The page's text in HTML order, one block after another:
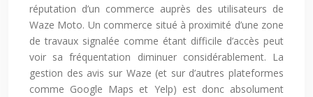
réputation d’un commerce auprès des utilisateurs de
Waze Moto. Un commerce situé à proximité d’une zone
de travaux signalée comme étant difficile d’accès peut
voir sa fréquentation diminuer considérablement. La
gestion des avis sur Waze (et sur d’autres plateformes
comme Google Maps et Yelp) est donc absolument